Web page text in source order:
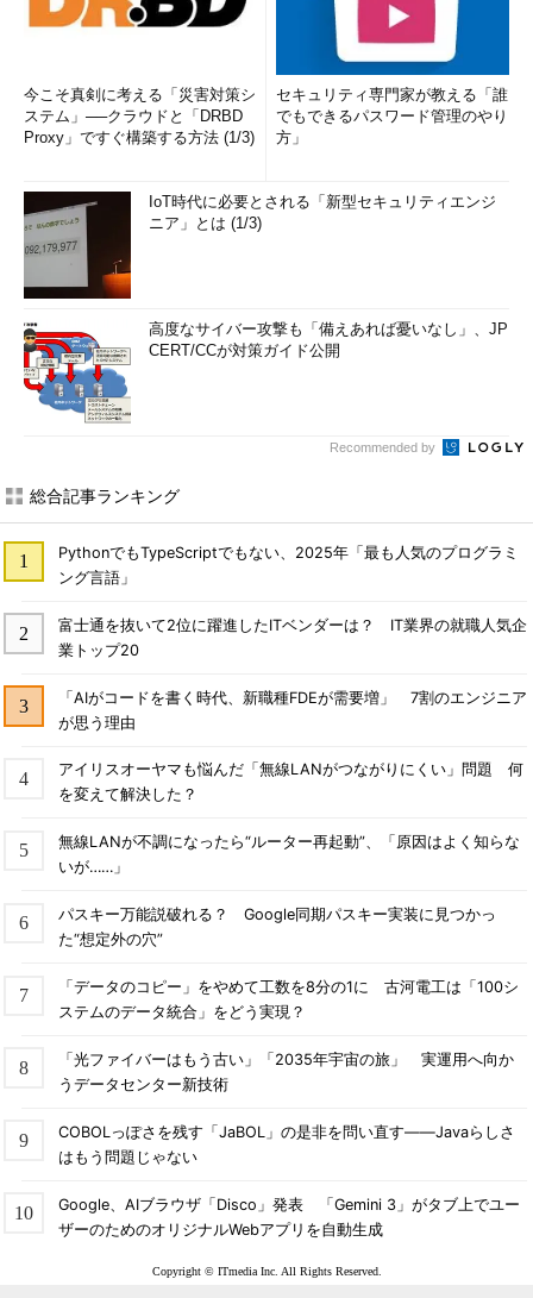
今こそ真剣に考える「災害対策シ
ステム」──クラウドと「DRBD
Proxy」ですぐ構築する方法 (1/3)
セキュリティ専門家が教える「誰
でもできるパスワード管理のやり
方」
IoT時代に必要とされる「新型セキュリティエンジ
ニア」とは (1/3)
高度なサイバー攻撃も「備えあれば憂いなし」、JP
CERT/CCが対策ガイド公開
Recommended by
総合記事ランキング
PythonでもTypeScriptでもない、2025年「最も人気のプログラミ
ング言語」
富士通を抜いて2位に躍進したITベンダーは？ IT業界の就職人気企
業トップ20
「AIがコードを書く時代、新職種FDEが需要増」 7割のエンジニア
が思う理由
アイリスオーヤマも悩んだ「無線LANがつながりにくい」問題 何
を変えて解決した？
無線LANが不調になったら“ルーター再起動”、「原因はよく知らな
いが……」
パスキー万能説破れる？ Google同期パスキー実装に見つかっ
た“想定外の穴”
「データのコピー」をやめて工数を8分の1に 古河電工は「100シ
ステムのデータ統合」をどう実現？
「光ファイバーはもう古い」「2035年宇宙の旅」 実運用へ向か
うデータセンター新技術
COBOLっぽさを残す「JaBOL」の是非を問い直す――Javaらしさ
はもう問題じゃない
Google、AIブラウザ「Disco」発表 「Gemini 3」がタブ上でユー
ザーのためのオリジナルWebアプリを自動生成
Copyright © ITmedia Inc. All Rights Reserved.